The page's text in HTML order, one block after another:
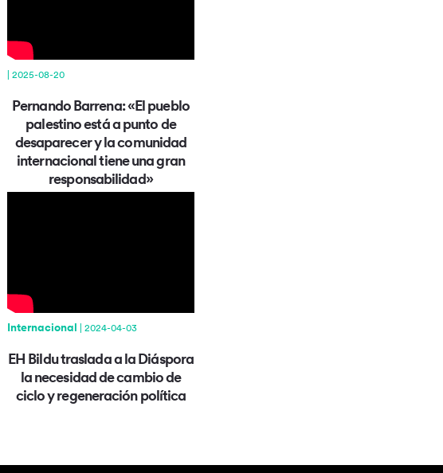
| 2025-08-20
Pernando Barrena: «El pueblo
palestino está a punto de
desaparecer y la comunidad
internacional tiene una gran
responsabilidad»
Internacional | 2024-04-03
EH Bildu traslada a la Diáspora
la necesidad de cambio de
ciclo y regeneración política